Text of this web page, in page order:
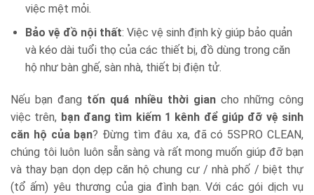
việc mệt mỏi.
Bảo vệ đồ nội thất: Việc vệ sinh định kỳ giúp bảo quản
và kéo dài tuổi thọ của các thiết bị, đồ dùng trong căn
hộ như bàn ghế, sàn nhà, thiết bị điện tử.
Nếu bạn đang tốn quá nhiều thời giancho những công
việc trên, bạn đang tìm kiếm 1 kênh để giúp đỡ vệ sinh
căn hộ của bạn? Đừng tìm đâu xa, đã có 5SPRO CLEAN,
chúng tôi luôn luôn sẵn sàng và rất mong muốn giúp đỡ bạn
và thay bạn dọn dẹp căn hộ chung cư / nhà phố / biệt thự
(tổ ấm) yêu thương của gia đình bạn. Với các gói dịch vụ